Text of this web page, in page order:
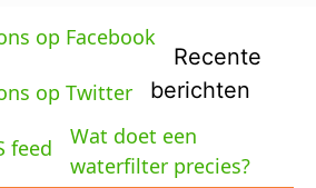
Recente
berichten
Wat doet een
waterfilter precies?